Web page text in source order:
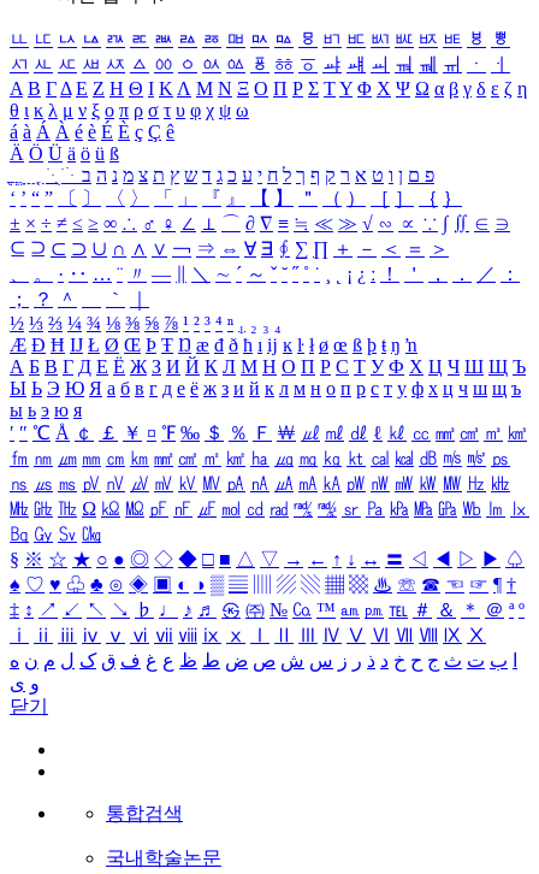
ㅥ ㅦ ㅧ ㅨ ㅩ ㅪ ㅫ ㅬ ㅭ ㅮ ㅯ ㅰ ㅱ ㅲ ㅳ ㅴ ㅵ ㅶ ㅷ ㅸ
ㅹ
ㅺ ㅻ ㅼ ㅽ ㅾ ㅿ ㆀ ㆁ ㆂ ㆃ ㆄ ㆅ ㆆ ㆇ ㆈ ㆉ ㆊ ㆋ ㆌ ㆍ
ㆎ
Α Β ΓΔ Ε Ζ Η Θ Ι ΚΛ Μ Ν Ξ Ο Π Ρ Σ ΤΥ Φ Χ Ψ Ω α β γ δ ε ζ η
θ ι κ λ μ ν ξ ο π ρ σ τ υ φ χ ψ ω
á à Á À é è É È ç Ç ê
Ä Ö Ü ä ö ü ß
ִֶֹ ֻּ ׁׂ פ ם ן ו ט א ר ק ף ך ל ח י ע כ ג ד ש ץ ת צ מ נ ה ב
‘ ’ “ ” 〔 〕 〈 〉 「 」 『 』 【 】 ＂ （ ） ［ ］ ｛ ｝
± × ÷ ≠ ≤ ≥ ∞ ∴ ♂ ♀ ∠ ⊥ ⌒ ∂ ∇ ≡ ≒ ≪ ≫ √ ∽ ∝ ∵ ∫ ∬ ∈ ∋
⊆ ⊇ ⊂ ⊃ ∪ ∩ ∧ ∨ ￢ ⇒ ⇔ ∀ ∃ ∮ ∑ ∏ ＋ － ＜ ＝
＞
、
。 · ‥ … ¨ 〃 ― ＼ ∼ ´ ～ ˇ ˘ ˝ ˚ ˙ ¸ ¡ ¿ ː ！ ＇ ， ． ／
：
；
？ ＾ ｀
½ ⅓ ⅔ ¼ ¾ ⅛ ⅜ ⅝ ⅞ ¹ ² ³ ⁴ ⁿ ₁ ₂ ₃ ₄
Æ Ð Ħ Ĳ Ł Ø Œ Þ Ŧ Ŋ æ đ ð ħ ı ĳ ĸ ŀ ł ø œ ß þ ŧ ŋ ŉ
А Б В Г Д Е Ё Ж З И Й К Л М Н О П Р С Т У Ф Х Ц Ч Ш Щ Ъ
Ы Ь Э Ю Я а б в г д е ё ж з и й к л м н о п р с т у ф х ц ч ш щ ъ
ы ь э ю я
′ ″ ℃ Å ￠ ￡ ￥ ¤ ℉ ‰ ＄ ％ Ｆ ￦ ㎕ ㎖ ㎗ ℓ ㎘ ㏄ ㎣ ㎤ ㎥ ㎦
㎙ ㎚ ㎛ ㎜ ㎝ ㎞ ㎟ ㎠ ㎡ ㎢ ㏊ ㎍ ㎎ ㎏ ㏏ ㎈ ㎉ ㏈ ㎧ ㎨ ㎰
㎱ ㎲ ㎳ ㎴ ㎵ ㎶ ㎷ ㎸ ㎹ ㎀ ㎁ ㎂ ㎃ ㎄ ㎺ ㎻ ㎽ ㎾ ㎿ ㎐ ㎑
㎒ ㎓ ㎔ Ω ㏀ ㏁ ㎊ ㎋ ㎌ ㏖ ㏅ ㎭ ㎮ ㎯ ㏛ ㎩ ㎪ ㎫ ㎬ ㏝ ㏐
㏓
㏃ ㏉ ㏜ ㏆
§ ※ ☆ ★ ○ ● ◎ ◇ ◆ □ ■ △ ▽ → ← ↑ ↓ ↔ 〓 ◁ ◀ ▷ ▶ ♤
♠ ♡ ♥ ♧ ♣ ⊙ ◈ ▣ ◐ ◑ ▒ ▤ ▨ ▧ ▦ ▩ ♨ ☏ ☎ ☜ ☞ ¶ †
‡ ↕ ↗ ↙ ↖ ↘ ♭ ♩ ♪ ♬ ㉿ ㈜ № ㏇ ™ ㏂ ㏘ ℡ ＃ ＆ ＊ ＠ ª º
ⅰ
ⅱ ⅲ ⅳ ⅴ ⅵ ⅶ ⅷ ⅸ ⅹ Ⅳ Ⅴ Ⅵ Ⅶ Ⅷ Ⅸ Ⅹ
ب ت ث ج ح خ د ذ ر ز س ش ص ض ط ظ ع غ ف ق ک ل م ن ه
و ی
닫기
통합검색
국내학술논문